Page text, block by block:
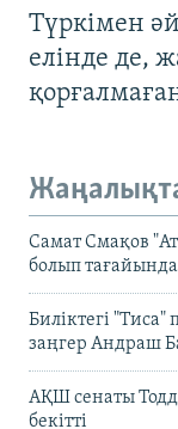
Түркімен
елінде де,
Самат Смақов
болып
Биліктегі "Тиса"
заңгер Андраш
АҚШ сенаты
бекітті